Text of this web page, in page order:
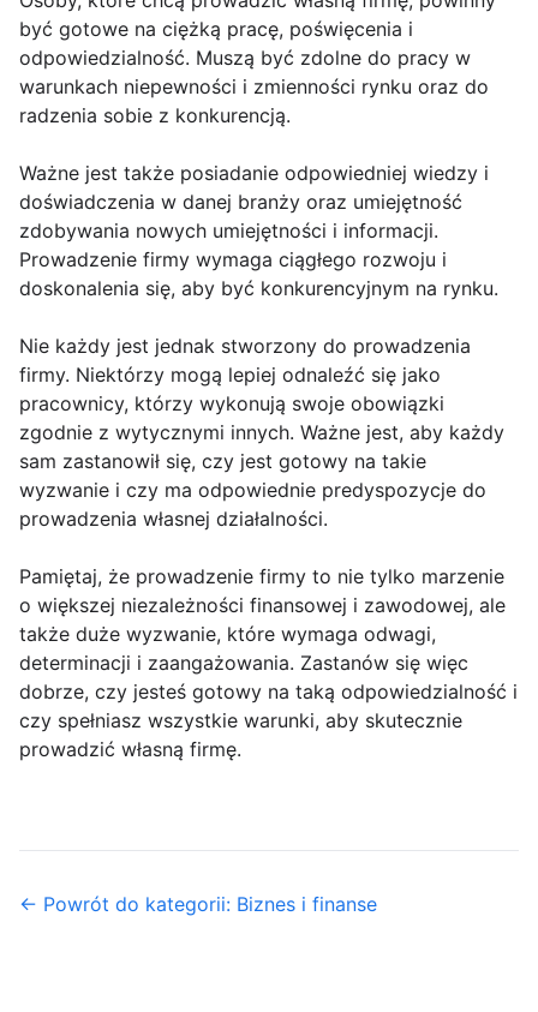
być gotowe na ciężką pracę, poświęcenia i
odpowiedzialność. Muszą być zdolne do pracy w
warunkach niepewności i zmienności rynku oraz do
radzenia sobie z konkurencją.
Ważne jest także posiadanie odpowiedniej wiedzy i
doświadczenia w danej branży oraz umiejętność
zdobywania nowych umiejętności i informacji.
Prowadzenie firmy wymaga ciągłego rozwoju i
doskonalenia się, aby być konkurencyjnym na rynku.
Nie każdy jest jednak stworzony do prowadzenia
firmy. Niektórzy mogą lepiej odnaleźć się jako
pracownicy, którzy wykonują swoje obowiązki
zgodnie z wytycznymi innych. Ważne jest, aby każdy
sam zastanowił się, czy jest gotowy na takie
wyzwanie i czy ma odpowiednie predyspozycje do
prowadzenia własnej działalności.
Pamiętaj, że prowadzenie firmy to nie tylko marzenie
o większej niezależności finansowej i zawodowej, ale
także duże wyzwanie, które wymaga odwagi,
determinacji i zaangażowania. Zastanów się więc
dobrze, czy jesteś gotowy na taką odpowiedzialność i
czy spełniasz wszystkie warunki, aby skutecznie
prowadzić własną firmę.
← Powrót do kategorii: Biznes i finanse